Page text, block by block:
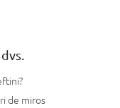
de miros